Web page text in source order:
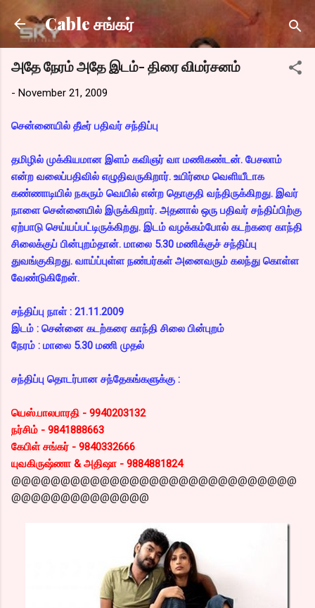
Skip to main content
Cable சங்கர்
அதே நேரம் அதே இடம்- திரை விமர்சனம்
- November 21, 2009
சென்னையில் தீடீர் பதிவர் சந்திப்பு
தமிழில் முக்கியமான இளம் கவிஞர் வா மணிகண்டன். பேசலாம்
என்ற வலைப்பதிவில் எழுதிவருகிறார். உயிர்மை வெளியீடாக
கண்ணாடியில் நகரும் வெயில் என்ற தொகுதி வந்திருக்கிறது. இவர்
நாளை சென்னையில் இருக்கிறார். அதனால் ஒரு பதிவர் சந்திப்பிற்கு
ஏற்பாடு செய்யப்பட்டிருக்கிறது. இடம் வழக்கம்போல் கடற்கரை காந்தி
சிலைக்குப் பின்புறம்தான். மாலை 5.30 மணிக்குச் சந்திப்பு
துவங்குகிறது. வாய்ப்புள்ள நண்பர்கள் அனைவரும் கலந்து கொள்ள
வேண்டுகிறேன்.
சந்திப்பு நாள் : 21.11.2009
இடம் : சென்னை கடற்கரை காந்தி சிலை பின்புறம்
நேரம் : மாலை 5.30 மணி முதல்
சந்திப்பு தொடர்பான சந்தேகங்களுக்கு :
யெஸ்.பாலபாரதி - 9940203132
நர்சிம் - 9841888663
கேபிள் சங்கர் - 9840332666
யுவகிருஷ்ணா & அதிஷா - 9884881824
@@@@@@@@@@@@@@@@@@@@@@@@@@@@@
@@@@@@@@@@@@@@